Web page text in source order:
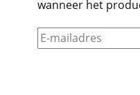
wanneer het